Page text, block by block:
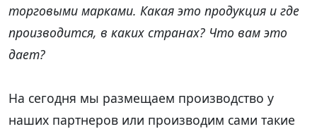
торговыми марками. Какая это продукция и где
производится, в каких странах? Что вам это
дает?
На сегодня мы размещаем производство у
наших партнеров или производим сами такие